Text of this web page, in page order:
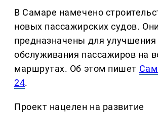
В Самаре намечено
новых пассажирских судов. Они
предназначены для улучшения
обслуживания пассажиров на
маршрутах. Об этом пишет
24.
Проект нацелен на развитие